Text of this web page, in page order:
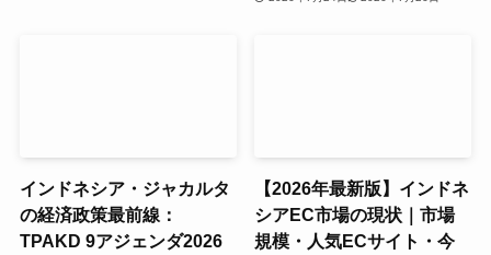
インドネシア・ジャカルタ
の経済政策最前線：
TPAKD 9アジェンダ2026
【2026年最新版】インドネ
シアEC市場の現状｜市場
規模・人気ECサイト・今